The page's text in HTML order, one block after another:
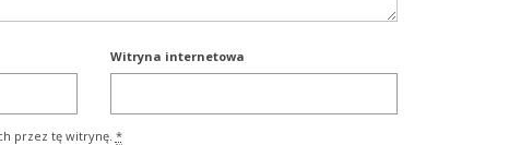
Witryna internetowa
przez tę witrynę. *